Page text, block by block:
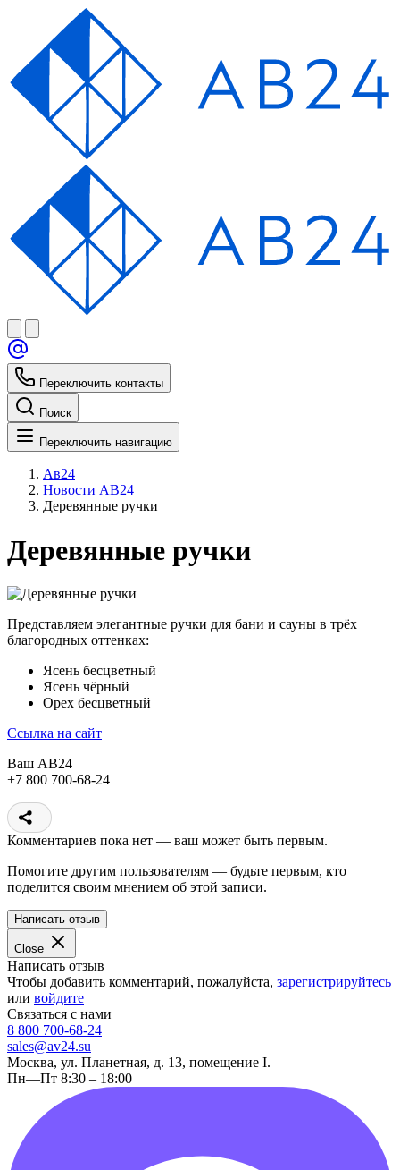
Переключить контакты
Поиск
Переключить навигацию
Ав24
Новости АВ24
Деревянные ручки
Деревянные ручки
Представляем элегантные ручки для бани и сауны в трёх
благородных оттенках:
Ясень бесцветный
Ясень чёрный
Орех бесцветный
Ссылка на сайт
Ваш АВ24
+7 800 700-68-24
Комментариев пока нет — ваш может быть первым.
Помогите другим пользователям — будьте первым, кто
поделится своим мнением об этой записи.
Написать отзыв
Close
Написать отзыв
Чтобы добавить комментарий, пожалуйста, зарегистрируйтесь
или войдите
Связаться с нами
8 800 700-68-24
sales@av24.su
Москва, ул. Планетная, д. 13, помещение I.
Пн—Пт 8:30 – 18:00